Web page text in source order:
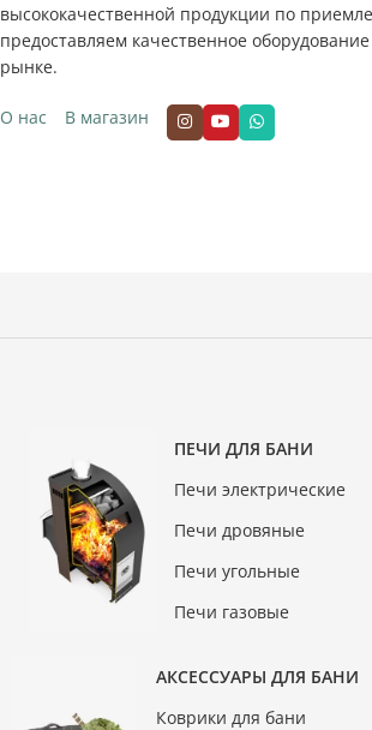
высококачественной продукции по
предоставляем качественное
рынке.
О нас В магазин
ПЕЧИ ДЛЯ БАНИ
Печи электрические
Печи дровяные
Печи угольные
Печи газовые
АКСЕССУАРЫ ДЛЯ БАНИ
Коврики для бани